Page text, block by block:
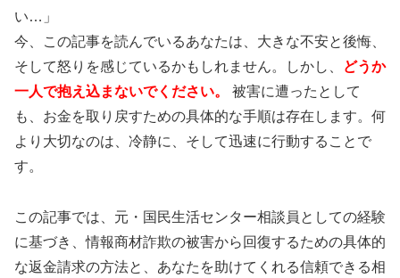
い…」
今、この記事を読んでいるあなたは、大きな不安と後悔、
そして怒りを感じているかもしれません。しかし、
どうか
一人で抱え込まないでください。
被害に遭ったとして
も、お金を取り戻すための具体的な手順は存在します。何
より大切なのは、冷静に、そして迅速に行動することで
す。
この記事では、元・国民生活センター相談員としての経験
に基づき、情報商材詐欺の被害から回復するための具体的
な返金請求の方法と、あなたを助けてくれる信頼できる相